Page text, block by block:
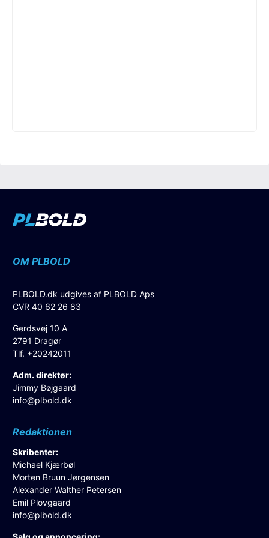
OM PLBOLD
PLBOLD.dk udgives af PLBOLD Aps
CVR 40 62 26 83
Gerdsvej 10 A
2791 Dragør
Tlf. +20242011
Adm. direktør:
Jimmy Bøjgaard
info@plbold.dk
Redaktionen
Skribenter:
Michael Kjærbøl
Morten Bruun Jørgensen
Alexander Walther Petersen
Emil Plovgaard
info@plbold.dk